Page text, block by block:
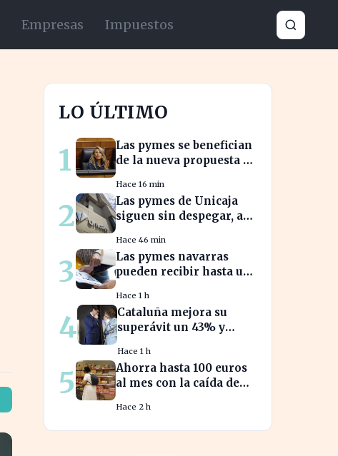
Empresas Impuestos
LO ÚLTIMO
1
Las pymes se benefician
de la nueva propuesta de
de Díaz
Hace 16 min
2
Las pymes de Unicaja
siguen sin despegar, a
banca empresarial
Hace 46 min
3
Las pymes navarras
pueden recibir hasta un
productos y procesos
Hace 1 h
4
Cataluña mejora su
superávit un 43% y
financiera con el
Gobierno
Hace 1 h
5
Ahorra hasta 100 euros
al mes con la caída de
esenciales
Hace 2 h